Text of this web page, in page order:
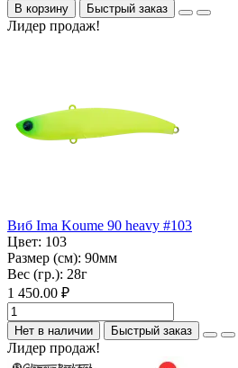
В корзину Быстрый заказ
Лидер продаж!
Виб Ima Koume 90 heavy #103
Цвет: 103
Размер (см): 90мм
Вес (гр.): 28г
1 450.00 ₽
Нет в наличии Быстрый заказ
Лидер продаж!